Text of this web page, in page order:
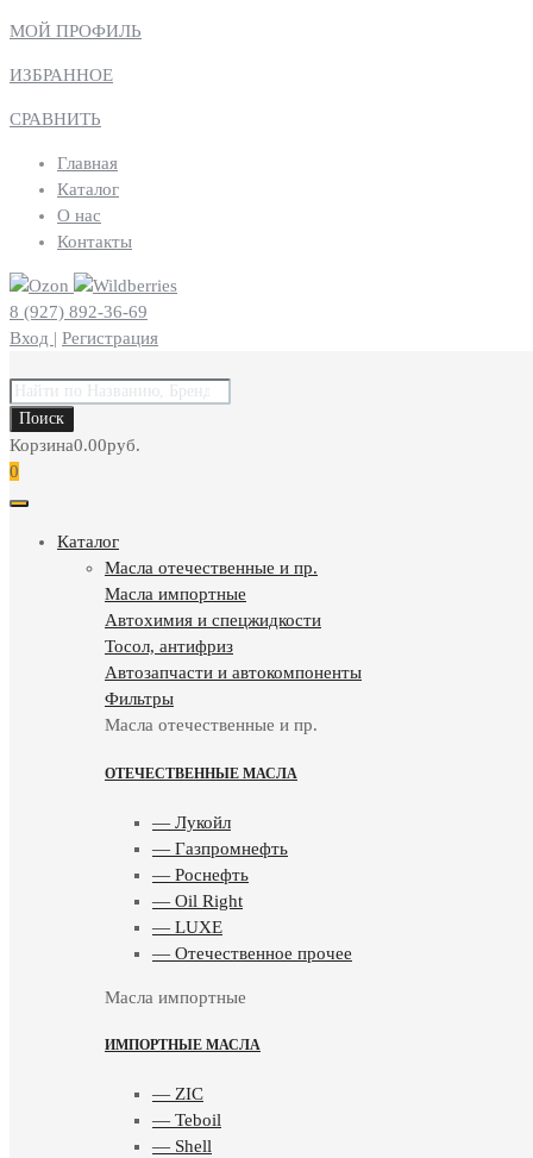
МОЙ ПРОФИЛЬ
ИЗБРАННОЕ
СРАВНИТЬ
Главная
Каталог
О нас
Контакты
8 (927) 892-36-69
Вход | Регистрация
Поиск
товаров
Поиск
Корзина0.00руб.
0
Каталог
Масла отечественные и пр.
Масла импортные
Автохимия и спецжидкости
Тосол, антифриз
Автозапчасти и автокомпоненты
Фильтры
Масла отечественные и пр.
ОТЕЧЕСТВЕННЫЕ МАСЛА
— Лукойл
— Газпромнефть
— Роснефть
— Oil Right
— LUXE
— Отечественное прочее
Масла импортные
ИМПОРТНЫЕ МАСЛА
— ZIC
— Teboil
— Shell